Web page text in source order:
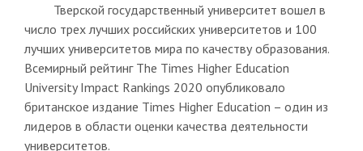
Тверской государственный университет вошел в
число трех лучших российских университетов и 100
лучших университетов мира по качеству образования.
Всемирный рейтинг The Times Higher Education
University Impact Rankings 2020 опубликовало
британское издание Times Higher Education – один из
лидеров в области оценки качества деятельности
университетов.